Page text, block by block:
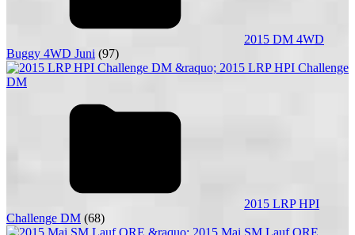
2015 DM 4WD
Buggy 4WD Juni (97)
2015 LRP HPI
Challenge DM (68)